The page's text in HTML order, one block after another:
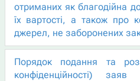
отриманих як благодійна
їх вартості, а також про
джерел, не заборонених
Порядок подання та
конфіденційності)